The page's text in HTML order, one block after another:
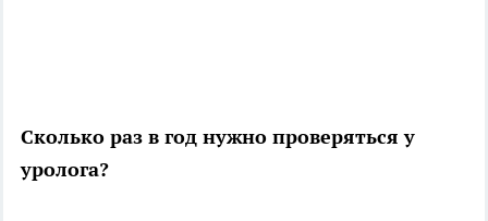
Сколько раз в год нужно проверяться у
уролога?